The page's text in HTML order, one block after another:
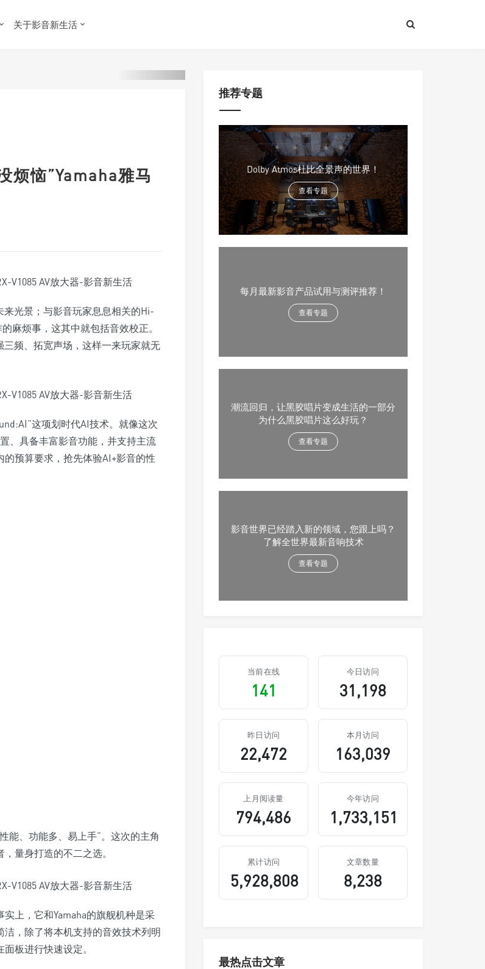
关于影音新生活
烦恼”Yamaha雅马
光景；与影音玩家息息相关的Hi-
麻烦事，这其中就包括音效校正。
频、拓宽声场，这样一来玩家就无
这项划时代AI技术。就像这次
、具备丰富影音功能，并支持主流
预算要求，抢先体验AI+影音的性
能、功能多、易上手”。这次的主角
量身打造的不二之选。
实上，它和Yamaha的旗舰机种是采
，除了将本机支持的音效技术列明
板进行快速设定。
推荐专题
Dolby Atmos杜比全景声的世界！
查看专题
每月最新影音产品试用与测评推荐！
查看专题
潮流回归，让黑胶唱片变成生活的一部分
为什么黑胶唱片这么好玩？
查看专题
影音世界已经踏入新的领域，您跟上吗？
了解全世界最新音响技术
查看专题
当前在线
141
今日访问
31,198
昨日访问
22,472
本月访问
163,039
上月阅读量
794,486
今年访问
1,733,151
累计访问
5,928,808
文章数量
8,238
最热点击文章